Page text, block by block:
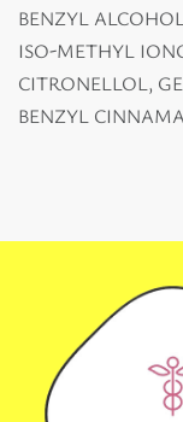
BENZYL
ISO-METHYL
CITRONELLOL,
BENZYL